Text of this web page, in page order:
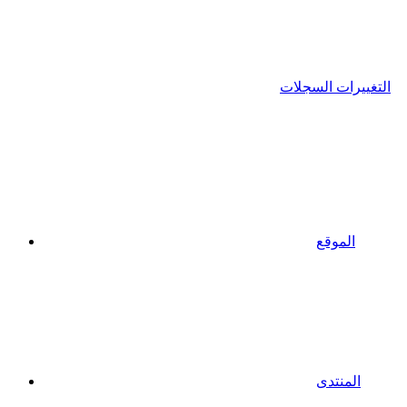
التغييرات السجلات
الموقع
المنتدى